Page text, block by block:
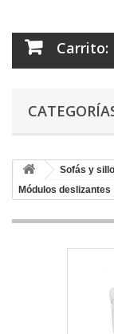
Carrito:
Sofás y
Módulos deslizantes